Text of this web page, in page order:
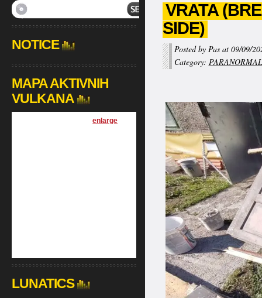
VRATA
SIDE)
Posted by Pas at 09/09/
Category:
NOTICE
MAPA AKTIVNIH
VULKANA
[enlarge
LUNATICS